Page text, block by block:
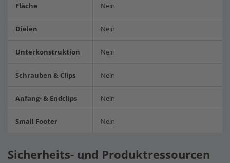
Fläche Nein
Dielen Nein
Unterkonstruktion Nein
Schrauben & Clips Nein
Anfang- & Endclips Nein
Small Footer Nein
Sicherheits- und Produktressourcen